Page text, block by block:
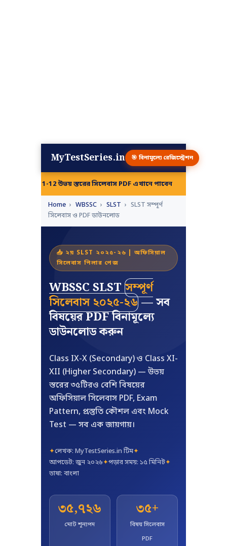
MyTestSeries.in 🎯 বিনামূল্যে রেজিস্ট্রেশন
12 উভয় স্তরের সিলেবাস PDF এখানে পাবেন |
Home › WBSSC › SLST › SLST সম্পূর্ণ
সিলেবাস ও PDF ডাউনলোড
📥 ২য় SLST ২০২৫-২৬ | অফিসিয়াল
সিলেবাস পিলার পেজ
WBSSC SLST সম্পূর্ণ
সিলেবাস ২০২৫-২৬— সব
বিষয়ের PDF বিনামূল্যে
ডাউনলোড করুন
Class IX-X (Secondary) ও Class XI-
XII (Higher Secondary) — উভয়
স্তরের ৩৫টিরও বেশি বিষয়ের
অফিসিয়াল সিলেবাস PDF, Exam
Pattern, প্রস্তুতি কৌশল এবং Mock
Test — সব এক জায়গায়।
✦লেখক: MyTestSeries.in টিম✦
আপডেট: জুন ২০২৬✦পড়ার সময়: ১৫ মিনিট✦
ভাষা: বাংলা
৩৫,৭২৬
মোট শূন্যপদ
৩৫+
বিষয় সিলেবাস
PDF